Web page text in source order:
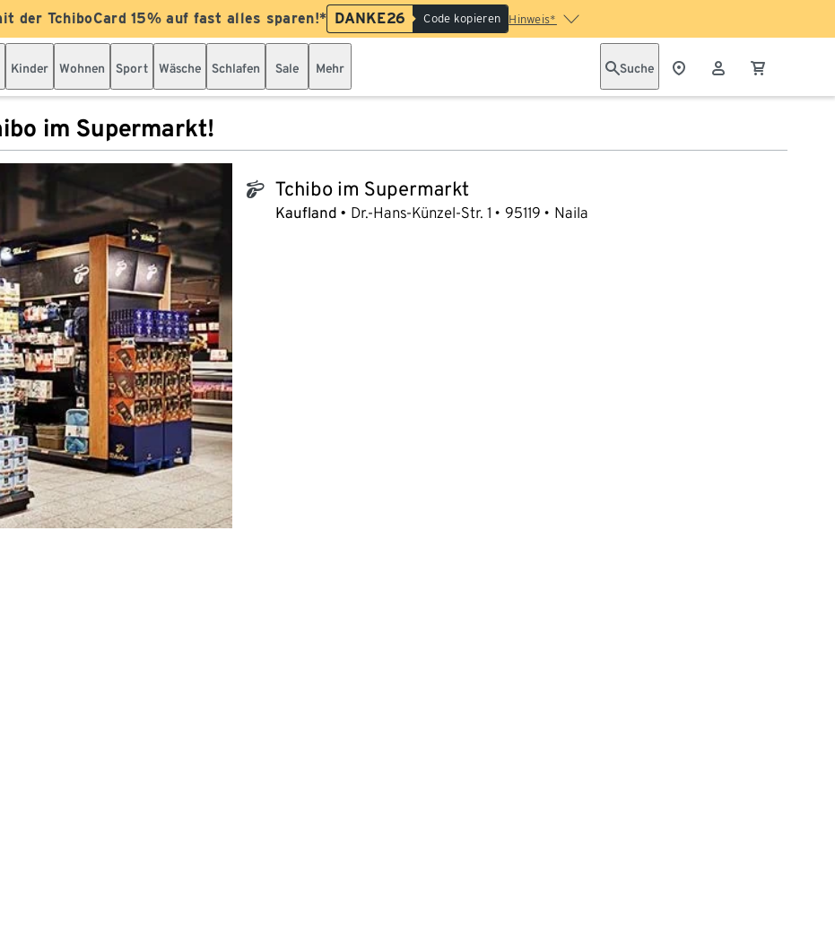
der TchiboCard 15% auf fast alles sparen!* DANKE26 Code kopieren Hinweis*
Kinder Wohnen Sport Wäsche Schlafen Sale Mehr Suche
im Supermarkt!
tchibo_logo Tchibo im Supermarkt
Kaufland Dr.-Hans-Künzel-Str. 1 95119 Naila